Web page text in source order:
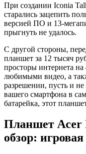
При создании Iconia
старались зацепить
версией ПО и 13-
прыгнуть не удалось.
С другой стороны,
планшет за 12 тысяч
просторы интернета на
любимыми видео, а
разрешении, пусть и
вашего смартфона в
батарейка, этот
Планшет Acer
обзор: